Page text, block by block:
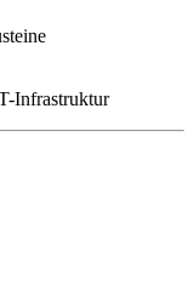
Infrastruktur